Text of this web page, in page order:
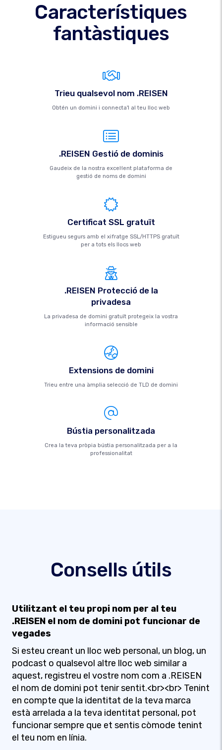
Característiques
fantàstiques
Trieu qualsevol nom .REISEN
Obtén un domini i connecta'l al teu lloc web
.REISEN Gestió de dominis
Gaudeix de la nostra excel·lent plataforma de
gestió de noms de domini
Certificat SSL gratuït
Estigueu segurs amb el xifratge SSL/HTTPS gratuït
per a tots els llocs web
.REISEN Protecció de la
privadesa
La privadesa de domini gratuït protegeix la vostra
informació sensible
Extensions de domini
Trieu entre una àmplia selecció de TLD de domini
Bústia personalitzada
Crea la teva pròpia bústia personalitzada per a la
professionalitat
Consells útils
Utilitzant el teu propi nom per al teu
.REISEN el nom de domini pot funcionar de
vegades
Si esteu creant un lloc web personal, un blog, un
podcast o qualsevol altre lloc web similar a
aquest, registreu el vostre nom com a .REISEN
el nom de domini pot tenir sentit.<br><br> Tenint
en compte que la identitat de la teva marca
està arrelada a la teva identitat personal, pot
funcionar sempre que et sentis còmode tenint
el teu nom en línia.